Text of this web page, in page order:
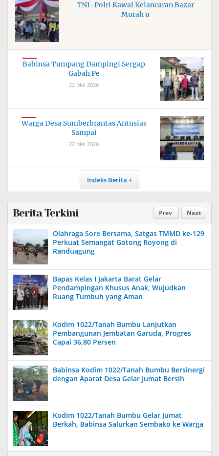
TNI-Polri Kawal Kelancaran Bazar
Murah u
Babinsa Tumpang Dampingi Sergap
Gabah Pe
22 Mei 2026
Warga Desa Sumberbrantas Antusias
Sampai
22 Mei 2026
Indeks Berita
Prev Next
Berita Terkini
Olahraga Sore Bersama, Satgas TMMD ke-129
Perkuat Semangat Gotong Royong di
Randuagung
Bapas Kelas I Jakarta Barat Gelar
Pendampingan Khusus Anak, Wujudkan
Ruang Tumbuh yang Aman
Kodim 1022/Tanah Bumbu Lanjutkan
Pembangunan Jembatan Garuda, Progres
Capai 36,80 Persen
Babinsa Kodim 1022/Tanah Bumbu Bersinergi
dengan Aparat Desa Gelar Jumat Bersih
Kodim 1022/Tanah Bumbu Gelar Jumat
Berkah, Babinsa Salurkan Sembako ke Warga